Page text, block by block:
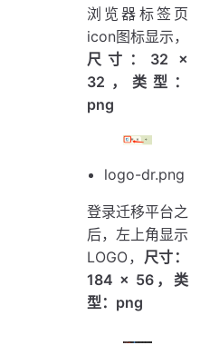
浏览器标签页
icon图标显示，
尺寸：32 ×
32，类型：
png
logo-dr.png
登录迁移平台之
后，左上角显示
LOGO， 尺寸：
184 × 56，类
型：png